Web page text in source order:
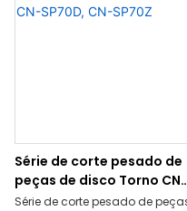
processamento (tipo de
Série de corte pesado de
peças de disco Torno
CN-SP70D, CN-SP70Z
Série de corte pesado de